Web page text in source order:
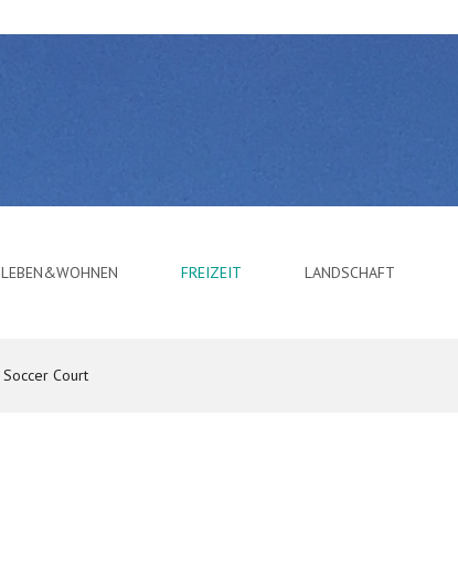
LEBEN&WOHNEN FREIZEIT LANDSCHAFT
Soccer Court